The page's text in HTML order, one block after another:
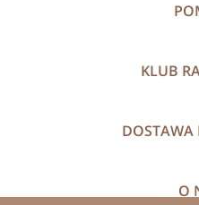
KLUB
DOSTAWA
O